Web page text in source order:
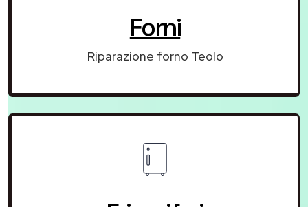
Forni
Riparazione forno Teolo